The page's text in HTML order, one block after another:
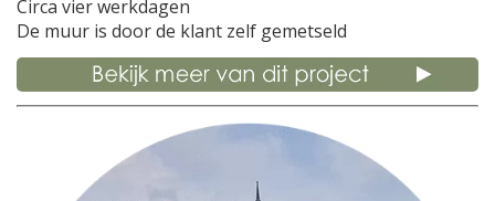
Circa vier werkdagen
De muur is door de klant zelf gemetseld